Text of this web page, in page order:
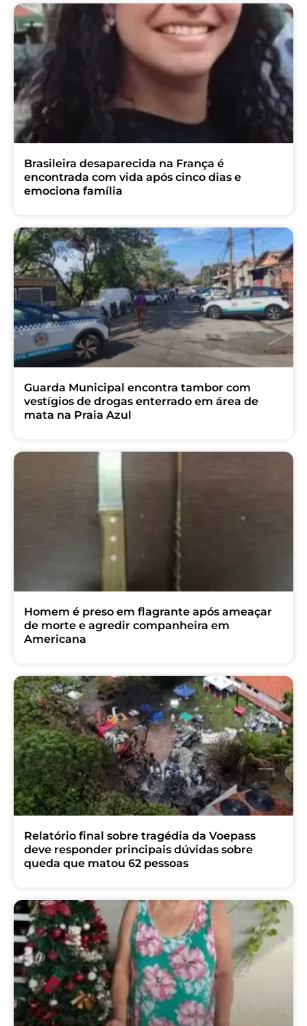
Brasileira desaparecida na França é
encontrada com vida após cinco dias e
emociona família
Guarda Municipal encontra tambor com
vestígios de drogas enterrado em área de
mata na Praia Azul
Homem é preso em flagrante após ameaçar
de morte e agredir companheira em
Americana
Relatório final sobre tragédia da Voepass
deve responder principais dúvidas sobre
queda que matou 62 pessoas